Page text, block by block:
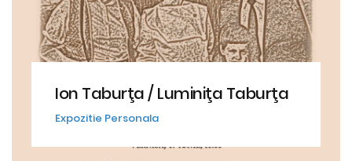
Ion Taburţa / Luminiţa Taburţa
Expozitie Personala